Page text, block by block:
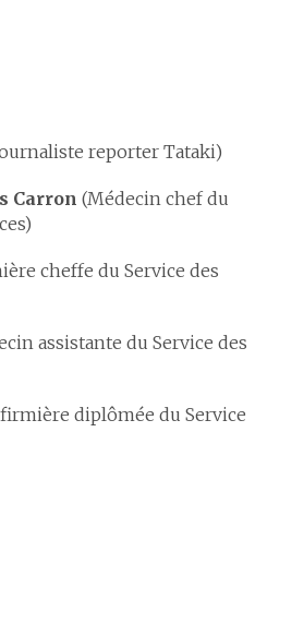
reporter Tataki)
Carron (Médecin chef du
cheffe du Service des
assistante du Service des
diplômée du Service